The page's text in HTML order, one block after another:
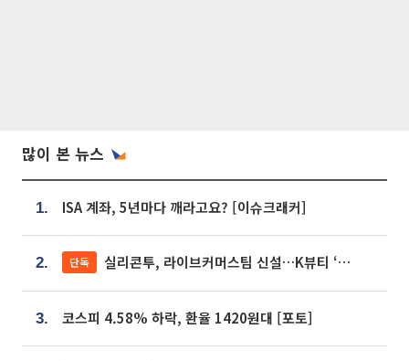
많이 본 뉴스
1. ISA 계좌, 5년마다 깨라고요? [이슈크래커]
2. 단독 실리콘투, 라이브커머스팀 신설…K뷰티 ‘글로벌 판매망’ 확대[K뷰티 라방戰]
3. 코스피 4.58% 하락, 환율 1420원대 [포토]